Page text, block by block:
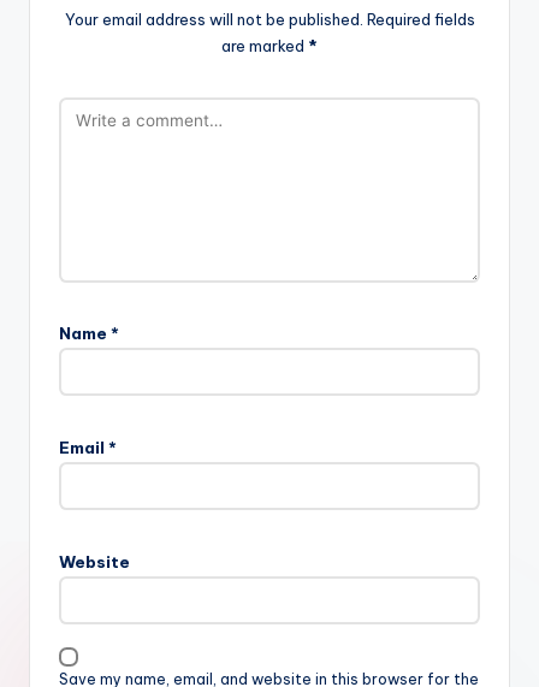
Your email address will not be published. Required fields
are marked *
Name *
Email *
Website
Save my name, email, and website in this browser for the